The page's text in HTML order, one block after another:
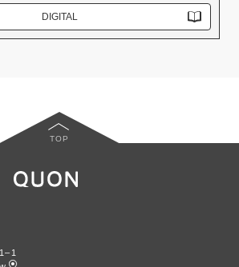
DIGITAL
TOP